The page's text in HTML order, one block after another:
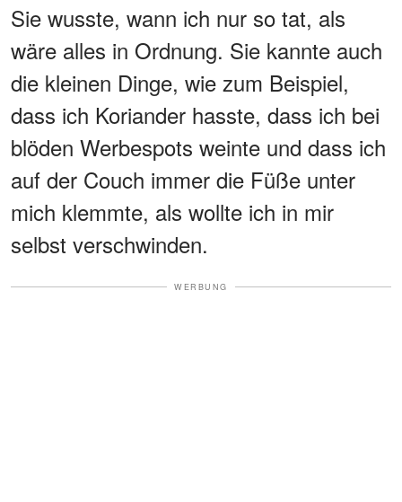
Sie wusste, wann ich nur so tat, als
wäre alles in Ordnung. Sie kannte auch
die kleinen Dinge, wie zum Beispiel,
dass ich Koriander hasste, dass ich bei
blöden Werbespots weinte und dass ich
auf der Couch immer die Füße unter
mich klemmte, als wollte ich in mir
selbst verschwinden.
WERBUNG